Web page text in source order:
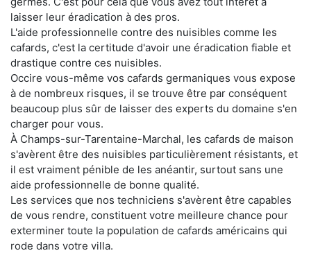
laisser leur éradication à des pros.
L'aide professionnelle contre des nuisibles comme les
cafards, c'est la certitude d'avoir une éradication fiable et
drastique contre ces nuisibles.
Occire vous-même vos cafards germaniques vous expose
à de nombreux risques, il se trouve être par conséquent
beaucoup plus sûr de laisser des experts du domaine s'en
charger pour vous.
À Champs-sur-Tarentaine-Marchal, les cafards de maison
s'avèrent être des nuisibles particulièrement résistants, et
il est vraiment pénible de les anéantir, surtout sans une
aide professionnelle de bonne qualité.
Les services que nos techniciens s'avèrent être capables
de vous rendre, constituent votre meilleure chance pour
exterminer toute la population de cafards américains qui
rode dans votre villa.